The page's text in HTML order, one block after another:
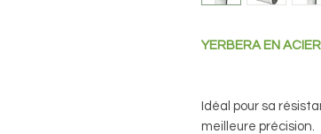
YERBERA EN ACIER
Idéal pour sa
meilleure précision.